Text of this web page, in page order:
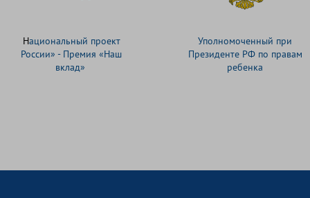
Уполномоченный при
Президенте РФ по правам
ребенка
Национальный проект
России» - Премия «Наш
вклад»